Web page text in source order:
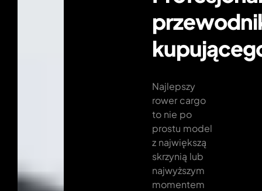
Najlepszy
rower cargo
to nie po
prostu model
z największą
skrzynią lub
najwyższym
momentem